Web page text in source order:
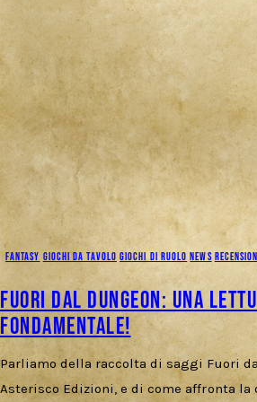
FANTASY GIOCHI DA TAVOLO GIOCHI DI RUOLO NEWS RECENSIONI
Fuori dal Dungeon: una
fondamentale!
Parliamo della raccolta di saggi Fuori
Asterisco Edizioni, e di come affronta